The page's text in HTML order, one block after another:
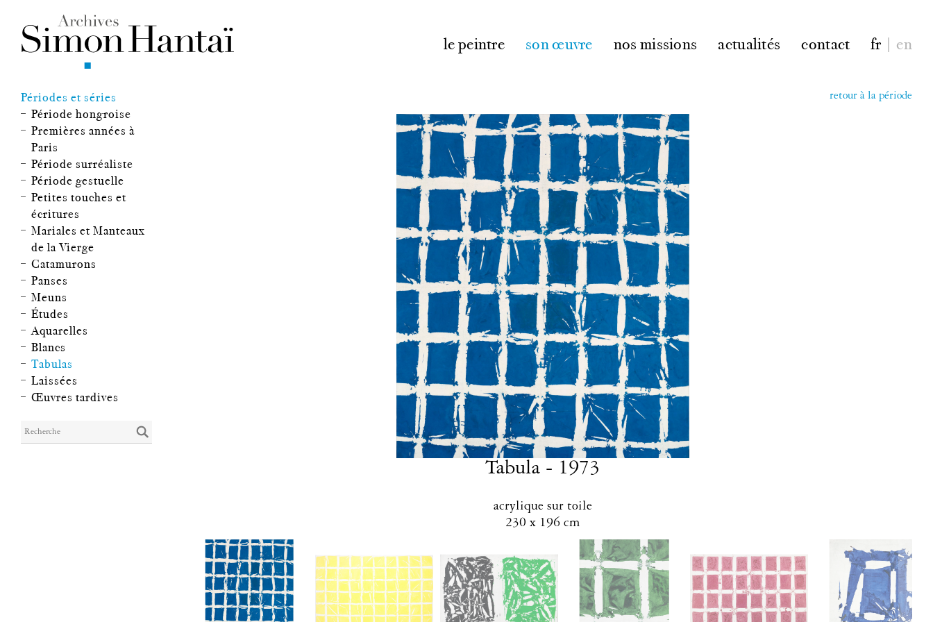
le peintre son œuvre nos missions actualités contact fr | en
Périodes et séries
Période hongroise
Premières années à
Paris
Période surréaliste
Période gestuelle
Petites touches et
écritures
Mariales et Manteaux
de la Vierge
Catamurons
Panses
Meuns
Études
Aquarelles
Blancs
Tabulas
Laissées
Œuvres tardives
retour à la période
Tabula - 1973
acrylique sur toile
230 x 196 cm